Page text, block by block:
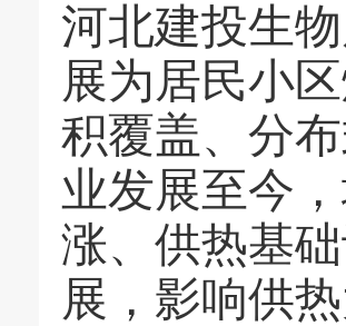
河北建投生
展为居民小
积覆盖、分
业发展至今
涨、供热基
展，影响供